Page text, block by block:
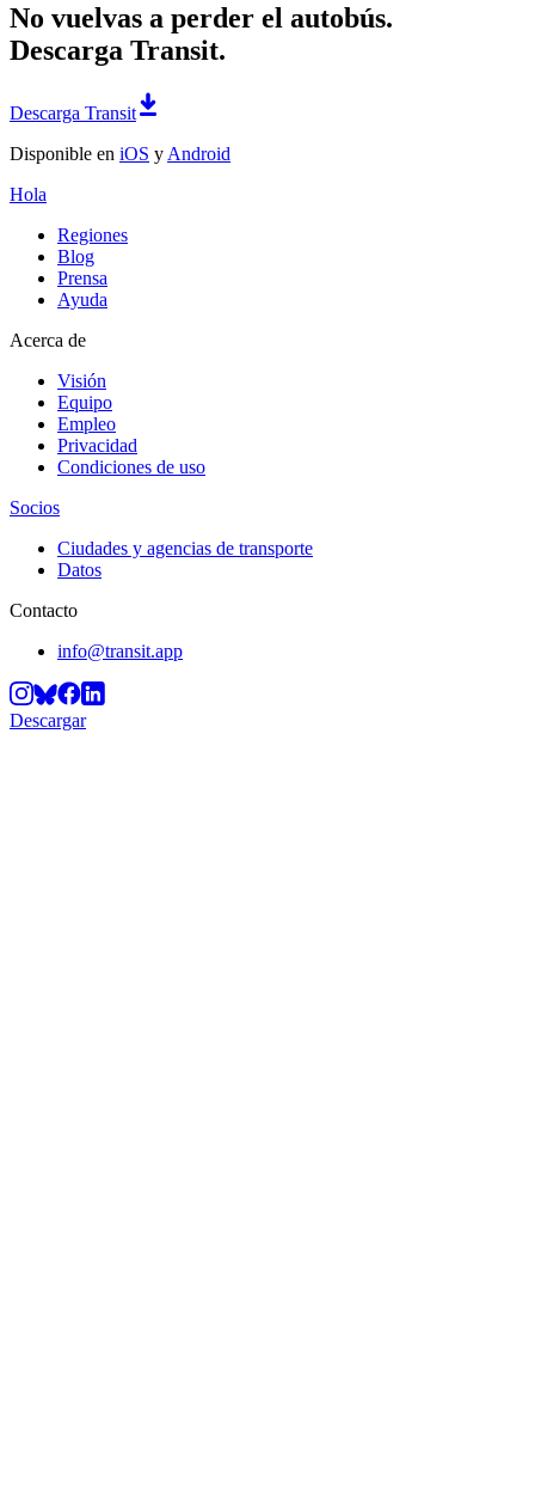
No vuelvas a perder el autobús.
Descarga Transit.
Descarga Transit
Disponible en iOS y Android
Hola
Regiones
Blog
Prensa
Ayuda
Acerca de
Visión
Equipo
Empleo
Privacidad
Condiciones de uso
Socios
Ciudades y agencias de transporte
Datos
Contacto
info@transit.app
Descargar